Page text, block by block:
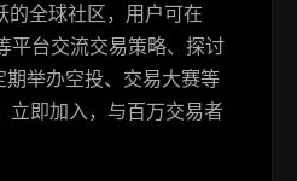
的全球社区，用户可在
台交流交易策略、探讨
举办空投、交易大赛等
立即加入，与百万交易者